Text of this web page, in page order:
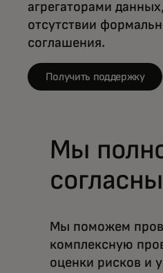
агрегаторами
отсутствии
соглашения.
Получить поддержку
Мы
согласны
Мы поможем
комплексную
оценки рисков и